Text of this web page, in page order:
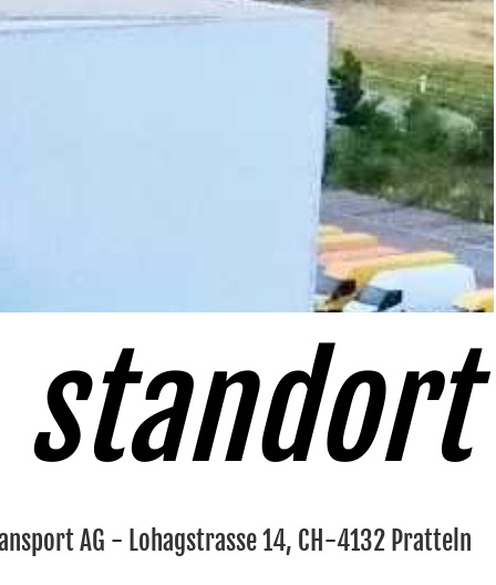
standort
AG - Lohagstrasse 14, CH-4132 Pratteln